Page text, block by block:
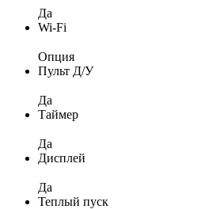
Да
Wi-Fi
Опция
Пульт Д/У
Да
Таймер
Да
Дисплей
Да
Теплый пуск